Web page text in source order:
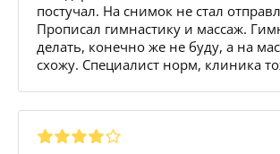
постучал. На снимок не стал
Прописал гимнастику и массаж.
делать, конечно же не буду, а на
схожу. Специалист норм, клиника